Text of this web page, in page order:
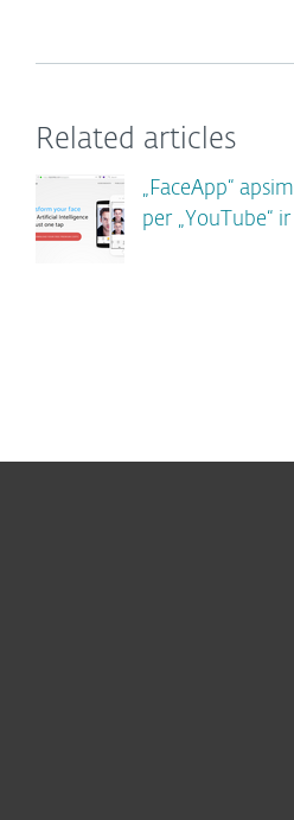
Related articles
„FaceApp“
per „YouTube“